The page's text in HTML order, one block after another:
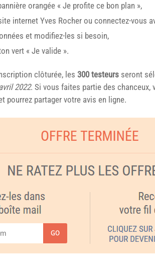
orangée « Je profite ce bon plan »,
internet Yves Rocher ou connectez-vous
et modifiez-les si besoin,
vert « Je valide ».
clôturée, les 300 testeurs seront
2022. Si vous faites partie des chanceux,
pourrez partager votre avis en ligne.
GO